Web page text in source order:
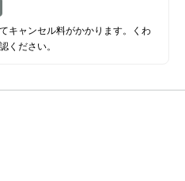
キャンセル料がかかります。くわ
ください。